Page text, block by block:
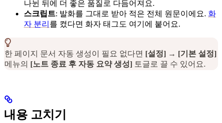
나뉜 뒤에 더 좋은 품질로 다듬어져요.
스크립트: 발화를 그대로 받아 적은 전체 원문이에요. 화
자 분리 를 켰다면 화자 태그도 여기에 붙어요.
한 페이지 문서 자동 생성이 필요 없다면 [설정] → [기본 설정]
메뉴의 [노트 종료 후 자동 요약 생성] 토글로 끌 수 있어요.
내용 고치기